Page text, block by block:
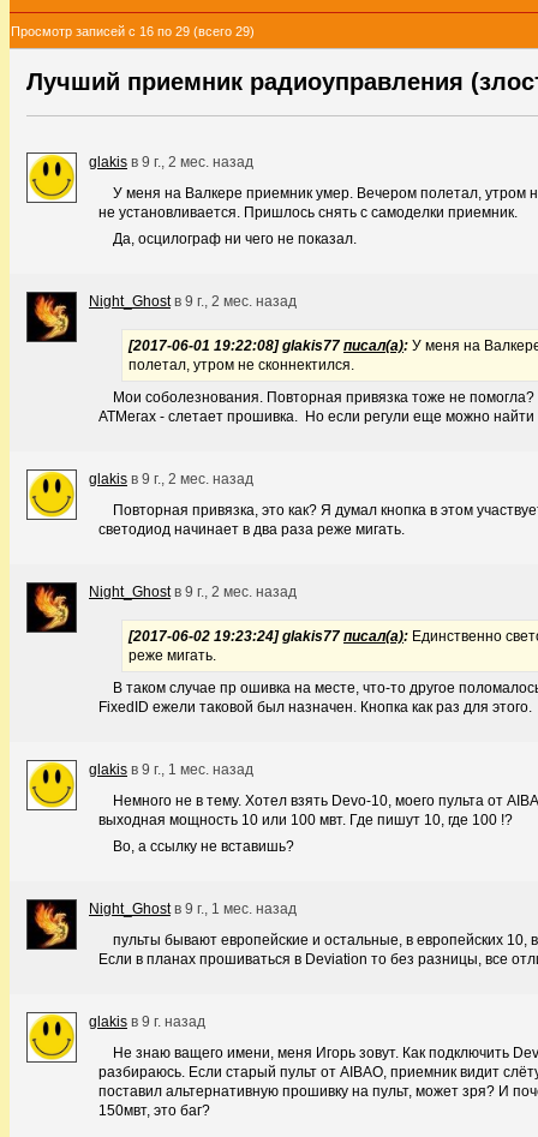
Просмотр записей с 16 по 29 (всего 29)
Лучший приемник радиоуправления
glakis в 9 г., 2 мес. назад
У меня на Валкере приемник умер. Вечером полетал, утром
не установливается. Пришлось снять с самоделки приемник.
Да, осцилограф ни чего не показал.
Night_Ghostв 9 г., 2 мес. назад
[2017-06-01 19:22:08] glakis77 писал(а): У меня на
полетал, утром не сконнектился.
Мои соболезнования. Повторная привязка тоже не
АТМегах - слетает прошивка. Но если регули еще можно
glakis в 9 г., 2 мес. назад
Повторная привязка, это как? Я думал кнопка в этом
светодиод начинает в два раза реже мигать.
Night_Ghostв 9 г., 2 мес. назад
[2017-06-02 19:23:24] glakis77 писал(а): Единственно
реже мигать.
В таком случае пр ошивка на месте, что-то другое
FixedID ежели таковой был назначен. Кнопка как раз для этого.
glakis в 9 г., 1 мес. назад
Немного не в тему. Хотел взять Devo-10, моего пульта от
выходная мощность 10 или 100 мвт. Где пишут 10, где 100 !?
Во, а ссылку не вставишь?
Night_Ghostв 9 г., 1 мес. назад
пульты бывают европейские и остальные, в европейских 10,
Если в планах прошиваться в Deviation то без разницы, все
glakis в 9 г. назад
Не знаю ващего имени, меня Игорь зовут. Как подключить
разбираюсь. Если старый пульт от AIBAO, приемник видит
поставил альтернативную прошивку на пульт, может зря? И
150мвт, это баг?